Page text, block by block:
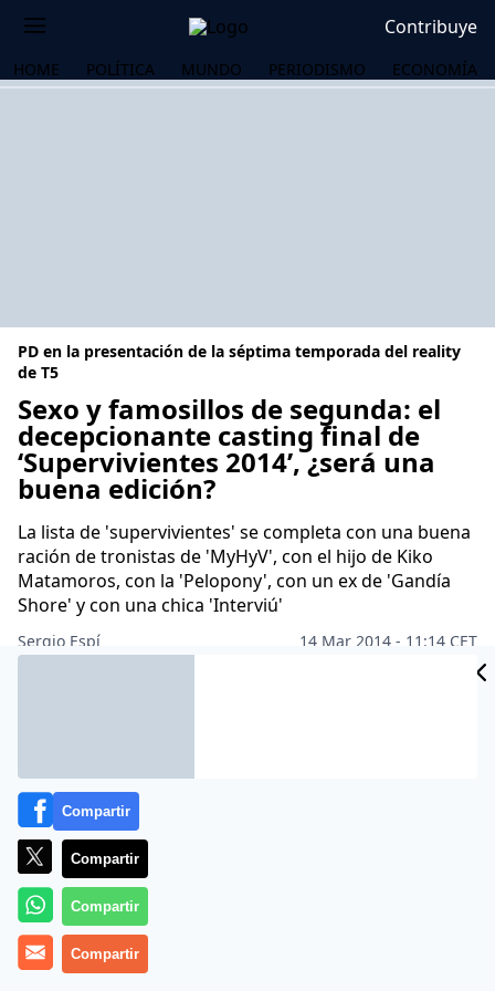
Contribuye
HOME POLÍTICA MUNDO PERIODISMO ECONOMÍA
PD en la presentación de la séptima temporada del reality
de T5
Sexo y famosillos de segunda: el
decepcionante casting final de
‘Supervivientes 2014’, ¿será una
buena edición?
La lista de 'supervivientes' se completa con una buena
ración de tronistas de 'MyHyV', con el hijo de Kiko
Matamoros, con la 'Pelopony', con un ex de 'Gandía
Shore' y con una chica 'Interviú'
Sergio Espí
14 Mar 2014 - 11:14 CET
BIBIANA FERNÁNDEZ
Compartir
Compartir
Compartir
Compartir